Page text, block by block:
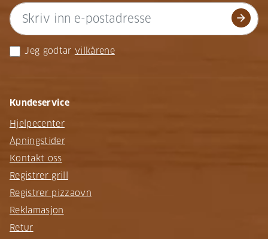
arrow_forward
Jeg godtar vilkårene
Kundeservice
Hjelpecenter
Åpningstider
Kontakt oss
Registrer grill
Registrer pizzaovn
Reklamasjon
Retur